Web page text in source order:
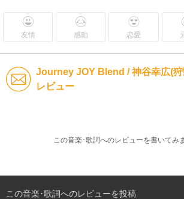
友情 感動 恋愛
Journey JOY Blend / 神谷幸広(
レビュー
この音楽･歌詞へのレビューを書いてみ
この音楽･歌詞へのレビューを投稿